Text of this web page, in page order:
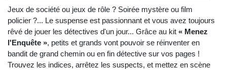
Jeux de société ou jeux de rôle ? Soirée mystère ou film
policier ?... Le suspense est passionnant et vous avez toujours
rêvé de jouer les détectives d'un jour... Grâce au kit « Menez
l'Enquête », petits et grands vont pouvoir se réinventer en
bandit de grand chemin ou en fin détective sur vos pages !
Trouvez les indices, arrêtez les suspects, et mettez en scène